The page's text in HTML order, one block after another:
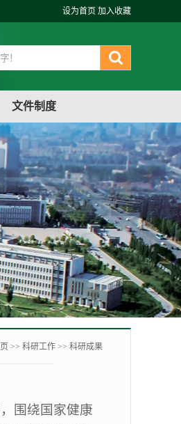
设为首页 加入收藏
文件制度
>> 科研工作 >> 科研成果
围绕国家健康